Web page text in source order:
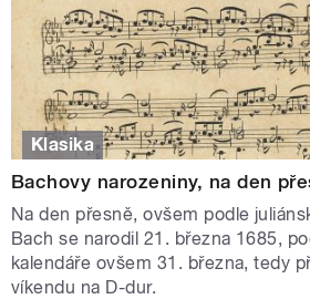
Klasika
Bachovy narozeniny, na den
Na den přesně, ovšem podle
Bach se narodil 21. března 1685,
kalendáře ovšem 31. března, tedy
víkendu na D-dur.